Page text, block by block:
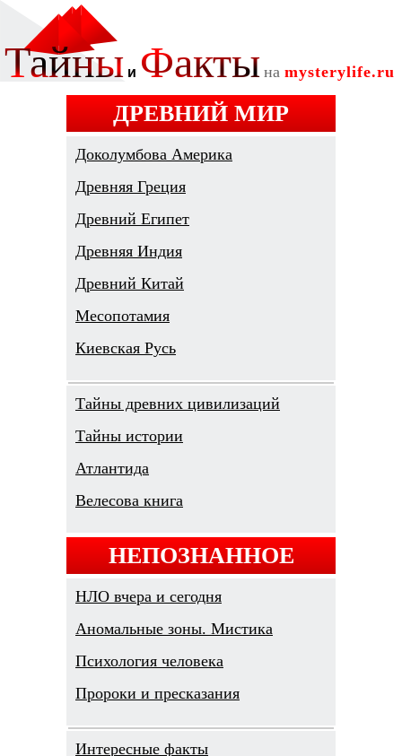
ДРЕВНИЙ МИР
Доколумбова Америка
Древняя Греция
Древний Египет
Древняя Индия
Древний Китай
Месопотамия
Киевская Русь
Тайны древних цивилизаций
Тайны истории
Атлантида
Велесова книга
НЕПОЗНАННОЕ
НЛО вчера и сегодня
Аномальные зоны. Мистика
Психология человека
Пророки и пресказания
Интересные факты